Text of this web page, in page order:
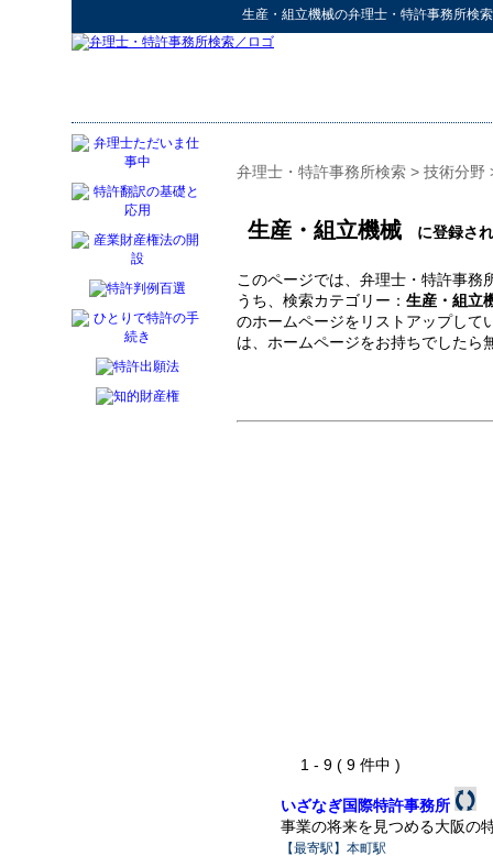
生産・組立機械の弁理士・特許事務所検索
弁理士・特許事務所検索 > 技術分野
生産・組立機械 に登録さ
このページでは、弁理士・特許事務
うち、検索カテゴリー： 生産・組立
のホームページをリストアップし
は、ホームページをお持ちでしたら
1 - 9 ( 9 件中 )
いざなぎ国際特許事務所
事業の将来を見つめる大阪の
【最寄駅】本町駅